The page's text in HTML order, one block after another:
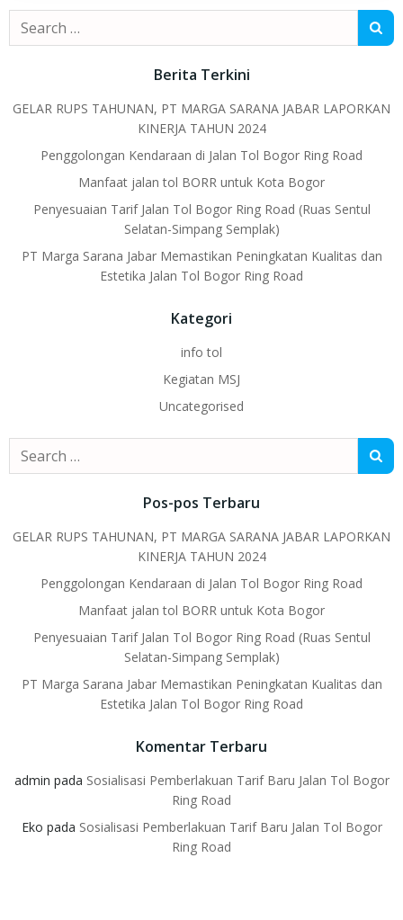
Search
for:
Berita Terkini
GELAR RUPS TAHUNAN, PT MARGA SARANA JABAR LAPORKAN
KINERJA TAHUN 2024
Penggolongan Kendaraan di Jalan Tol Bogor Ring Road
Manfaat jalan tol BORR untuk Kota Bogor
Penyesuaian Tarif Jalan Tol Bogor Ring Road (Ruas Sentul
Selatan-Simpang Semplak)
PT Marga Sarana Jabar Memastikan Peningkatan Kualitas dan
Estetika Jalan Tol Bogor Ring Road
Kategori
info tol
Kegiatan MSJ
Uncategorised
Search
for:
Pos-pos Terbaru
GELAR RUPS TAHUNAN, PT MARGA SARANA JABAR LAPORKAN
KINERJA TAHUN 2024
Penggolongan Kendaraan di Jalan Tol Bogor Ring Road
Manfaat jalan tol BORR untuk Kota Bogor
Penyesuaian Tarif Jalan Tol Bogor Ring Road (Ruas Sentul
Selatan-Simpang Semplak)
PT Marga Sarana Jabar Memastikan Peningkatan Kualitas dan
Estetika Jalan Tol Bogor Ring Road
Komentar Terbaru
admin pada Sosialisasi Pemberlakuan Tarif Baru Jalan Tol Bogor
Ring Road
Eko pada Sosialisasi Pemberlakuan Tarif Baru Jalan Tol Bogor
Ring Road